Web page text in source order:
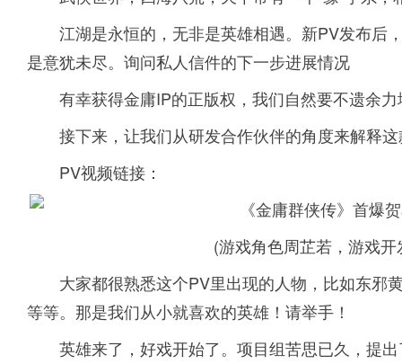
江湖是永恒的，无非是英雄相遇。新PV发布后
是意犹未尽。询问私人信件的下一步进展情况
有幸获得金庸IP的正版权，我们自然要不遗余
接下来，让我们从研发合作伙伴的角度来解释
PV视频链接：
(游戏角色周芷若，游戏
大家都很熟悉这个PV里出现的人物，比如东邪
等等。那是我们从小就喜欢的英雄！请举手！
英雄来了，好戏开始了。项目组苦思已久，提